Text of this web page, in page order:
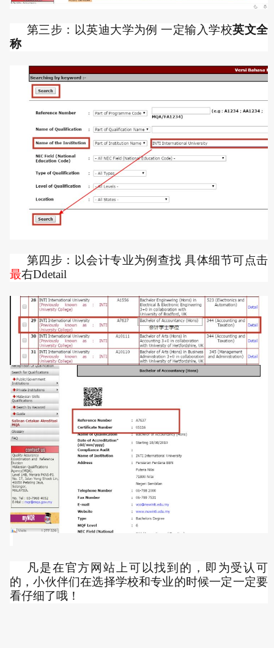
第三步：以英迪大学为例 一定输入学校英文全
称
第四步：以会计专业为例查找 具体细节可点击
最右Ddetail
凡是在官方网站上可以找到的，即为受认可
的，小伙伴们在选择学校和专业的时候一定一定要
看仔细了哦！